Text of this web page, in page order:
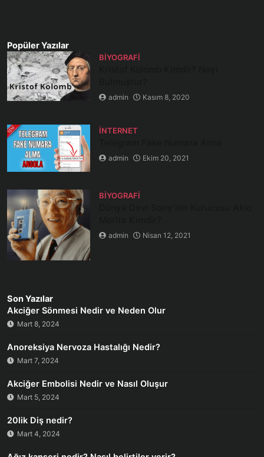
Popüler Yazılar
BIYOGRAFI
admin Kasım 8, 2020
İNTERNET
admin Ekim 20, 2021
BIYOGRAFI
admin Nisan 12, 2021
Son Yazılar
Akciğer Sönmesi Nedir ve Neden Olur
Mart 8, 2024
Anoreksiya Nervoza Hastalığı Nedir?
Mart 7, 2024
Akciğer Embolisi Nedir ve Nasıl Oluşur
Mart 5, 2024
20lik Diş nedir?
Mart 4, 2024